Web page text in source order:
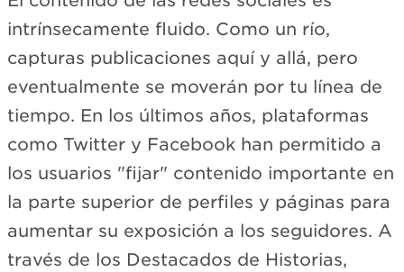
intrínsecamente fluido. Como un río,
capturas publicaciones aquí y allá, pero
eventualmente se moverán por tu línea de
tiempo. En los últimos años, plataformas
como Twitter y Facebook han permitido a
los usuarios "fijar" contenido importante en
la parte superior de perfiles y páginas para
aumentar su exposición a los seguidores. A
través de los Destacados de Historias,